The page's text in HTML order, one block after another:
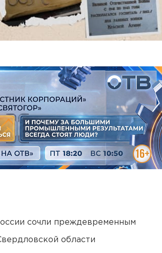
сочли преждевременным
области